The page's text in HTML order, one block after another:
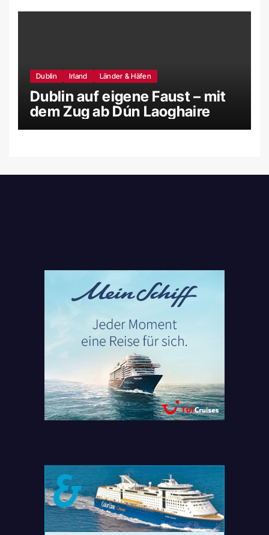
Dublin Irland Länder & Häfen
Dublin auf eigene Faust – mit
dem Zug ab Dún Laoghaire